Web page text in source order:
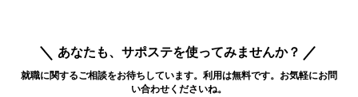
あなたも、サポステを使ってみませんか？
就職に関するご相談をお待ちしています。利用は無料です。お気軽にお問
い合わせくださいね。